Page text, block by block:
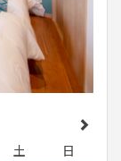
土
日